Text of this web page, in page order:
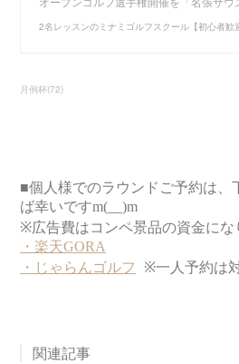
月例杯(72)
関連記事